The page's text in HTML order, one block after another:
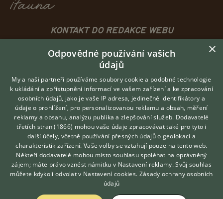
KONTAKT DO REDAKCE WEBU
redakce@ifauna.cz
nonstop
DOMOVSKÁ STRÁNKA
INZERCE
DISKUSE
ČLÁNKY
CHOVATELSKÉ STANICE
ATLAS
VÝBĚR VHODNÉHO PLEMENE
Hledáte zvířecího kamaráda?
Zdarma vám poradí
VETERINÁŘ ONLINE
KONZULTOVAT S
VETERINÁŘEM
×
Odpovědné používání vašich
údajů
My a naši partneři používáme soubory cookie a podobné technologie
k ukládání a zpřístupnění informací ve vašem zařízení a ke zpracování
osobních údajů, jako je vaše IP adresa, jedinečné identifikátory a
údaje o prohlížení, pro personalizovanou reklamu a obsah, měření
reklamy a obsahu, analýzu publika a zlepšování služeb. Dodavatelé
třetích stran (1866) mohou vaše údaje zpracovávat také pro tyto i
další účely, včetně používání přesných údajů o geolokaci a
charakteristik zařízení. Vaše volby se vztahují pouze na tento web.
Někteří dodavatelé mohou místo souhlasu spoléhat na oprávněný
zájem; máte právo vznést námitku v Nastavení reklamy. Svůj souhlas
můžete kdykoli odvolat v Nastavení cookies. Zásady ochrany osobních
údajů